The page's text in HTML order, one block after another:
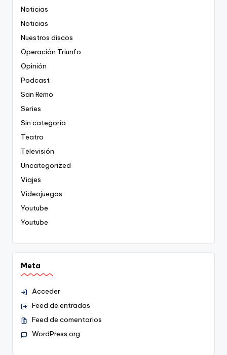
Noticias
Noticias
Nuestros discos
Operación Triunfo
Opinión
Podcast
San Remo
Series
Sin categoría
Teatro
Televisión
Uncategorized
Viajes
Videojuegos
Youtube
Youtube
Meta
Acceder
Feed de entradas
Feed de comentarios
WordPress.org